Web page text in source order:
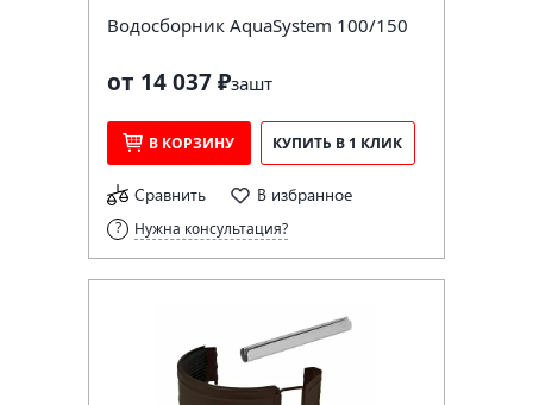
Водосборник AquaSystem 100/150
от 14 037 ₽зашт
В КОРЗИНУ КУПИТЬ В 1 КЛИК
Сравнить В избранное
Нужна консультация?